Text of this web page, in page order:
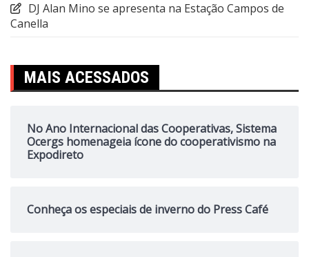
DJ Alan Mino se apresenta na Estação Campos de
Canella
MAIS ACESSADOS
No Ano Internacional das Cooperativas, Sistema
Ocergs homenageia ícone do cooperativismo na
Expodireto
Conheça os especiais de inverno do Press Café